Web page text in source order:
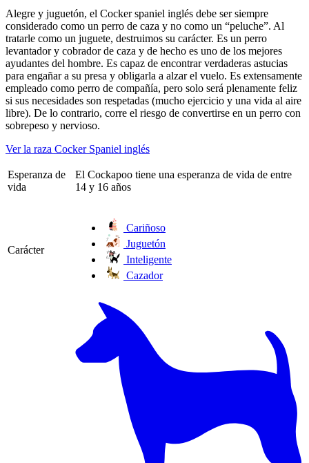
Alegre y juguetón, el Cocker spaniel inglés debe ser siempre
considerado como un perro de caza y no como un “peluche”. Al
tratarle como un juguete, destruimos su carácter. Es un perro
levantador y cobrador de caza y de hecho es uno de los mejores
ayudantes del hombre. Es capaz de encontrar verdaderas astucias
para engañar a su presa y obligarla a alzar el vuelo. Es extensamente
empleado como perro de compañía, pero solo será plenamente feliz
si sus necesidades son respetadas (mucho ejercicio y una vida al aire
libre). De lo contrario, corre el riesgo de convertirse en un perro con
sobrepeso y nervioso.
Ver la raza Cocker Spaniel inglés
Esperanza de
vida
El Cockapoo tiene una esperanza de vida de entre
14 y 16 años
Carácter
Cariñoso
Juguetón
Inteligente
Cazador